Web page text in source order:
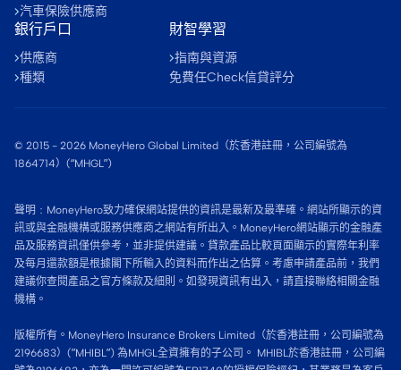
汽車保險供應商
銀行戶口
供應商
種類
財智學習
指南與資源
免費任Check信貸評分
© 2015 - 2026 MoneyHero Global Limited（於香港註冊，公司編號為
1864714）(“MHGL”)
聲明﹕MoneyHero致力確保網站提供的資訊是最新及最準確。網站所顯示的資
訊或與金融機構或服務供應商之網站有所出入。MoneyHero網站顯示的金融產
品及服務資訊僅供參考，並非提供建議。貸款產品比較頁面顯示的實際年利率
及每月還款額是根據閣下所輸入的資料而作出之估算。考慮申請產品前，我們
建議你查閱產品之官方條款及細則。如發現資訊有出入，請直接聯絡相關金融
機構。
版權所有。MoneyHero Insurance Brokers Limited（於香港註冊，公司編號為
2196683）(”MHIBL”) 為MHGL全資擁有的子公司。 MHIBL於香港註冊，公司編